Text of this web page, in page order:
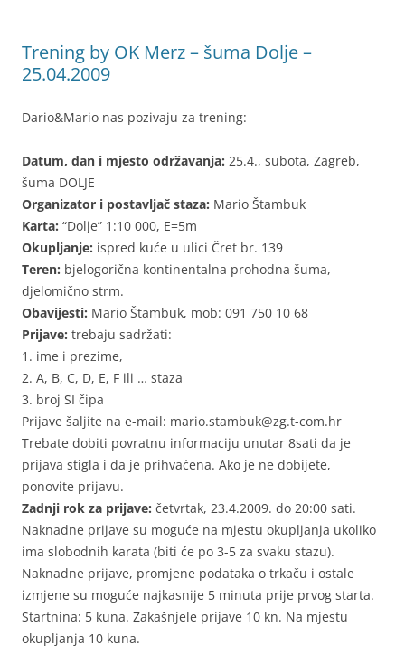
Trening by OK Merz – šuma Dolje –
25.04.2009
Dario&Mario nas pozivaju za trening:
Datum, dan i mjesto održavanja: 25.4., subota, Zagreb,
šuma DOLJE
Organizator i postavljač staza: Mario Štambuk
Karta: “Dolje” 1:10 000, E=5m
Okupljanje: ispred kuće u ulici Čret br. 139
Teren: bjelogorična kontinentalna prohodna šuma,
djelomično strm.
Obavijesti: Mario Štambuk, mob: 091 750 10 68
Prijave: trebaju sadržati:
1. ime i prezime,
2. A, B, C, D, E, F ili … staza
3. broj SI čipa
Prijave šaljite na e-mail: mario.stambuk@zg.t-com.hr
Trebate dobiti povratnu informaciju unutar 8sati da je
prijava stigla i da je prihvaćena. Ako je ne dobijete,
ponovite prijavu.
Zadnji rok za prijave: četvrtak, 23.4.2009. do 20:00 sati.
Naknadne prijave su moguće na mjestu okupljanja ukoliko
ima slobodnih karata (biti će po 3-5 za svaku stazu).
Naknadne prijave, promjene podataka o trkaču i ostale
izmjene su moguće najkasnije 5 minuta prije prvog starta.
Startnina: 5 kuna. Zakašnjele prijave 10 kn. Na mjestu
okupljanja 10 kuna.